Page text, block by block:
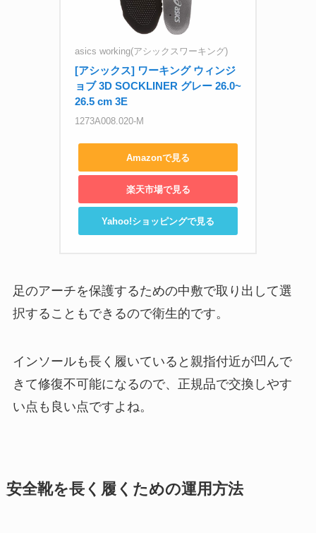
asics working(アシックスワーキング)
[アシックス] ワーキング ウィンジ
ョブ 3D SOCKLINER グレー 26.0~
26.5 cm 3E
1273A008.020-M
Amazonで見る
楽天市場で見る
Yahoo!ショッピングで見る
足のアーチを保護するための中敷で取り出して選
択することもできるので衛生的です。
インソールも長く履いていると親指付近が凹んで
きて修復不可能になるので、正規品で交換しやす
い点も良い点ですよね。
安全靴を長く履くための運用方法